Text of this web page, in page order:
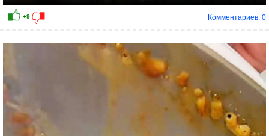
Комментариев: 0